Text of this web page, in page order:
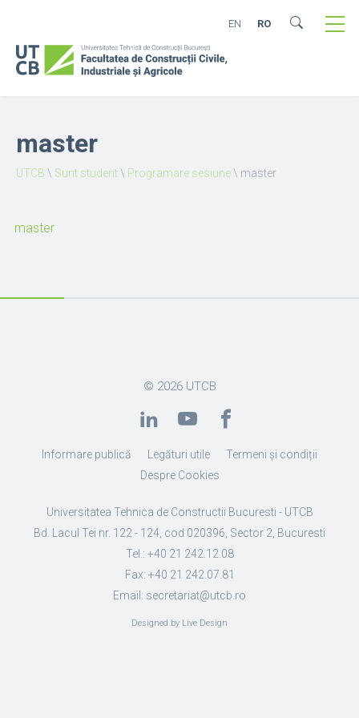
EN RO
master
UTCB \ Sunt student\ Programare sesiune\ master
master
© 2026 UTCB
Informare publică Legături utile
Termeni și condiții
Despre Cookies
Universitatea Tehnica de Constructii Bucuresti - UTCB
Bd. Lacul Tei nr. 122 - 124, cod 020396, Sector 2, Bucuresti
Tel.: +40 21 242.12.08
Fax: +40 21 242.07.81
Email: secretariat@utcb.ro
Designed by Live Design